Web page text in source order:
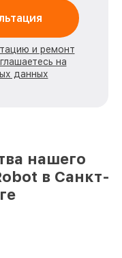
и ремонт
на
данных
нашего
в Санкт-